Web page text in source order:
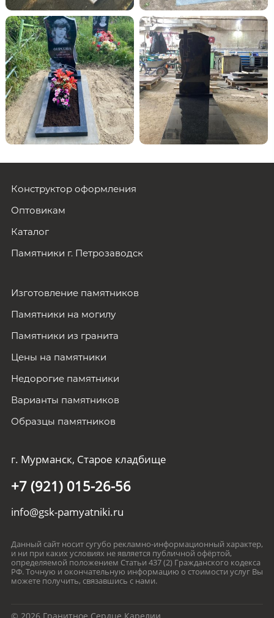
Конструктор оформления
Оптовикам
Каталог
Памятники г. Петрозаводск
Изготовление памятников
Памятники на могилу
Памятники из гранита
Цены на памятники
Недорогие памятники
Варианты памятников
Образцы памятников
г. Мурманск, Старое кладбище
+7 (921) 015-26-56
info@gsk-pamyatniki.ru
Данный сайт носит сугубо рекламно-информационный характер,
и ни при каких условиях не является публичной офёртой,
определяемой положением Статьи 437 (2) Гражданского кодекса
РФ. Точную и окончательную информацию о стоимости услуг Вы
можете получить, связавшись с нами.